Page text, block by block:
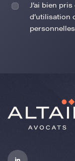
J’ai bien
d’utilisation
personnelles